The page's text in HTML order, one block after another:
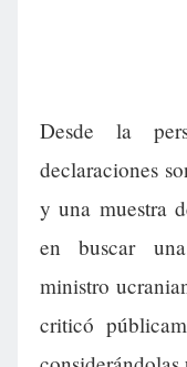
Desde la
declaraciones
y una muestra
en buscar
ministro
criticó